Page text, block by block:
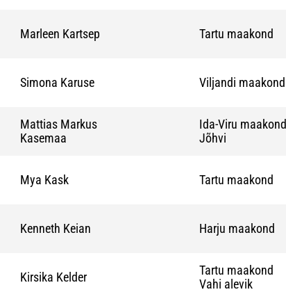
Marleen Kartsep Tartu maakond
Simona Karuse Viljandi maakond
Mattias Markus
Kasemaa
Ida-Viru maakond
Jõhvi
Mya Kask Tartu maakond
Kenneth Keian Harju maakond
Kirsika Kelder
Tartu maakond
Vahi alevik